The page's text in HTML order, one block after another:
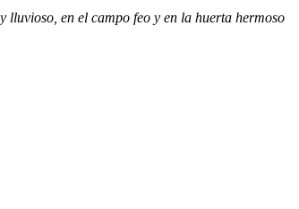
lluvioso, en el campo feo y en la huerta hermoso